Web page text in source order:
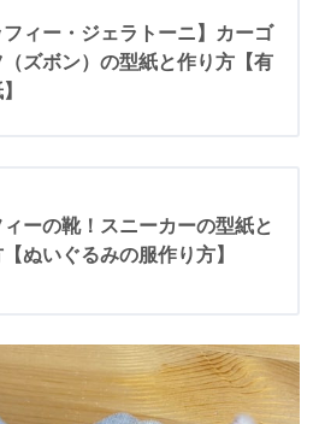
フィー・ジェラトーニ】カーゴ
ズボン）の型紙と作り方【有
ーの靴！スニーカーの型紙と
ぬいぐるみの服作り方】